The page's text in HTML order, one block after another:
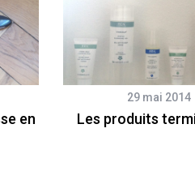
en
29 mai 2014
Les produits